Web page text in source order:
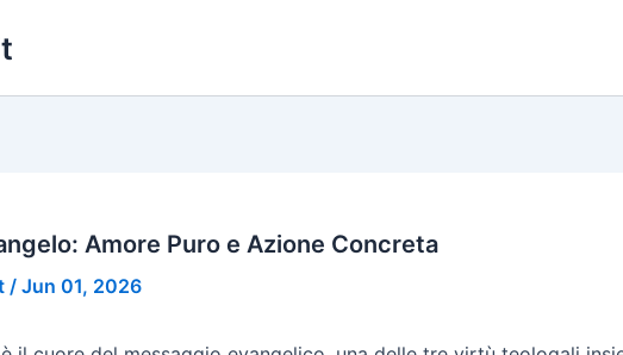
Amore Puro e Azione Concreta
/ Jun 01, 2026